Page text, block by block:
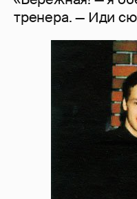
тренера. — Иди